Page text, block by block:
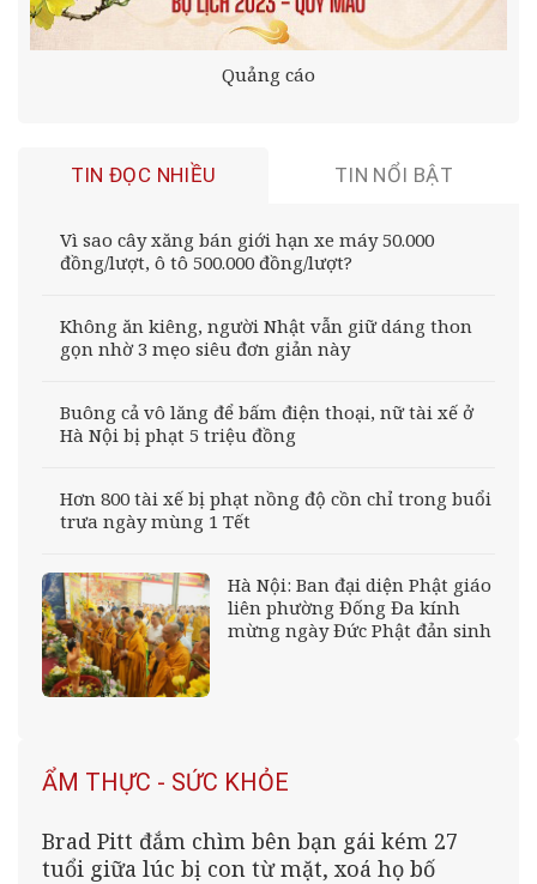
Quảng cáo
TIN ĐỌC NHIỀU TIN NỔI BẬT
Vì sao cây xăng bán giới hạn xe máy 50.000
đồng/lượt, ô tô 500.000 đồng/lượt?
Không ăn kiêng, người Nhật vẫn giữ dáng thon
gọn nhờ 3 mẹo siêu đơn giản này
Buông cả vô lăng để bấm điện thoại, nữ tài xế ở
Hà Nội bị phạt 5 triệu đồng
Hơn 800 tài xế bị phạt nồng độ cồn chỉ trong buổi
trưa ngày mùng 1 Tết
Hà Nội: Ban đại diện Phật giáo
liên phường Đống Đa kính
mừng ngày Đức Phật đản sinh
ẨM THỰC - SỨC KHỎE
Brad Pitt đắm chìm bên bạn gái kém 27
tuổi giữa lúc bị con từ mặt, xoá họ bố